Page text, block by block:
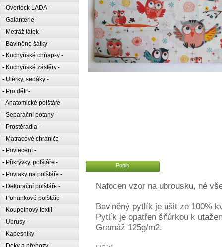
- Overlock LADA -
- Galanterie -
- Metráž látek -
- Bavlněné šátky -
- Kuchyňské chňapky -
- Kuchyňské zástěry -
- Utěrky, sedáky -
- Pro děti -
- Anatomické polštáře
- Separační potahy -
- Prostěradla -
- Matracové chrániče -
- Povlečení -
- Přikrývky, polštáře -
- Povlaky na polštáře -
- Dekorační polštáře -
- Pohankové polštáře -
- Koupelnový textil -
- Ubrusy -
- Kapesníky -
- Deky a přehozy -
Popis
Nafocen vzor na ubrousku, né
Bavlněný pytlík je ušit ze 100%
Pytlík je opatřen šňůrkou k
Gramáž 125g/m2.